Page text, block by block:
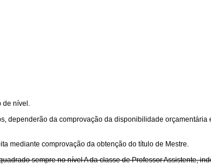
de nível.
dependerão da comprovação da disponibilidade
mediante comprovação da obtenção do título de Mestre.
sempre no nível A da classe de Professor Assistente,